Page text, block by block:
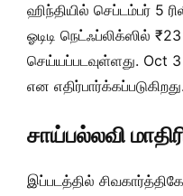
ஹிந்தியில் செப்டம்பர் 5
ஓடிடி நெட்ஃப்லிக்ஸில்
செய்யப்படவுள்ளது. Oct
என எதிர்பார்க்கப்படுகிறது.
சாய்பல்லவி
இப்படத்தில்